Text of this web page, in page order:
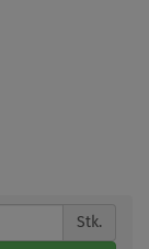
Stk.